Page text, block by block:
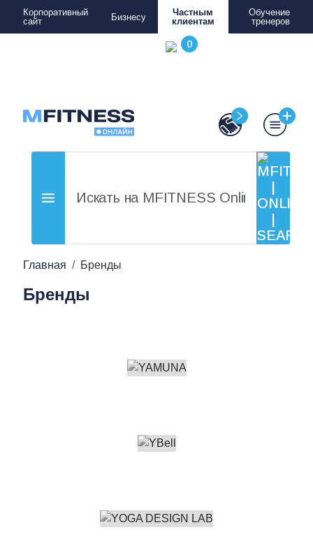
Корпоративный
сайт
Бизнесу
Частным
клиентам
Обучение
тренеров
Главная Бренды
Бренды